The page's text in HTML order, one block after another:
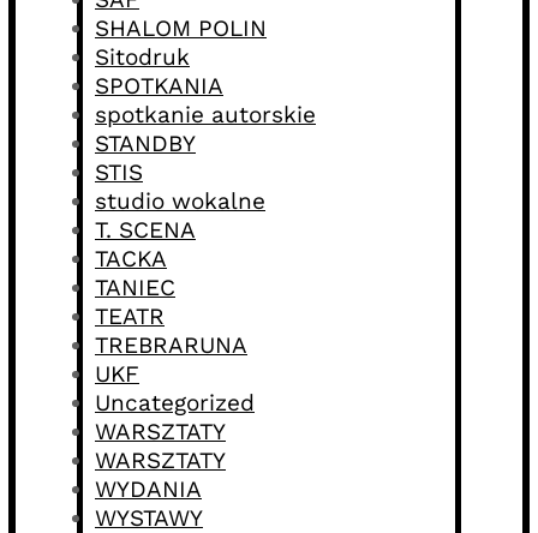
SHALOM POLIN
Sitodruk
SPOTKANIA
spotkanie autorskie
STANDBY
STIS
studio wokalne
T. SCENA
TACKA
TANIEC
TEATR
TREBRARUNA
UKF
Uncategorized
WARSZTATY
WARSZTATY
WYDANIA
WYSTAWY